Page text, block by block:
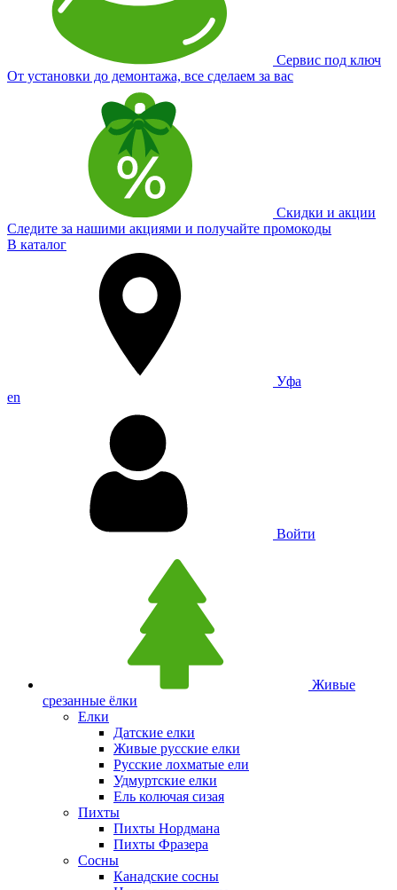
Сервис под ключ
От установки до демонтажа, все сделаем за вас
Скидки и акции
Следите за нашими акциями и получайте промокоды
В каталог
Уфа
en
Войти
Живые
срезанные ёлки
Елки
Датские елки
Живые русские елки
Русские лохматые ели
Удмуртские елки
Ель колючая сизая
Пихты
Пихты Нордмана
Пихты Фразера
Сосны
Канадские сосны